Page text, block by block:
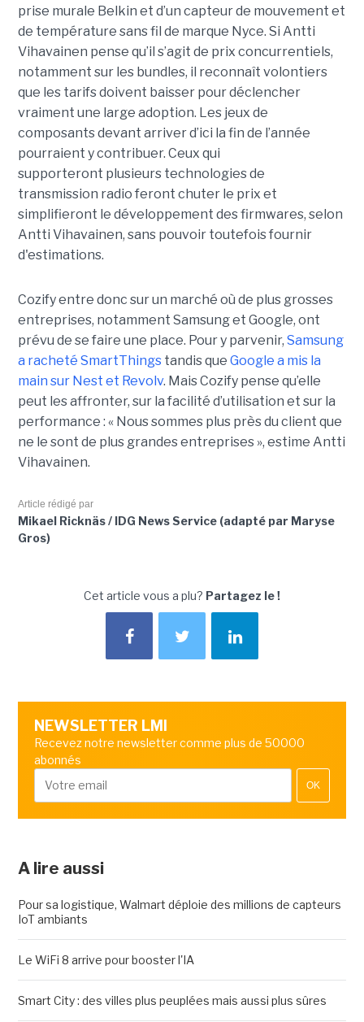
prise murale Belkin et d’un capteur de mouvement et
de température sans fil de marque Nyce. Si Antti
Vihavainen pense qu’il s’agit de prix concurrentiels,
notamment sur les bundles, il reconnaît volontiers
que les tarifs doivent baisser pour déclencher
vraiment une large adoption. Les jeux de
composants devant arriver d’ici la fin de l’année
pourraient y contribuer. Ceux qui
supporteront plusieurs technologies de
transmission radio feront chuter le prix et
simplifieront le développement des firmwares, selon
Antti Vihavainen, sans pouvoir toutefois fournir
d'estimations.
Cozify entre donc sur un marché où de plus grosses
entreprises, notamment Samsung et Google, ont
prévu de se faire une place. Pour y parvenir, Samsung
a racheté SmartThingstandis que Google a mis la
main sur Nest et Revolv. Mais Cozify pense qu’elle
peut les affronter, sur la facilité d’utilisation et sur la
performance : « Nous sommes plus près du client que
ne le sont de plus grandes entreprises », estime Antti
Vihavainen.
Article rédigé par
Mikael Ricknäs / IDG News Service (adapté par Maryse
Gros)
Cet article vous a plu? Partagez le !
NEWSLETTER LMI
Recevez notre newsletter comme plus de 50000
abonnés
OK
A lire aussi
Pour sa logistique, Walmart déploie des millions de capteurs
IoT ambiants
Le WiFi 8 arrive pour booster l'IA
Smart City : des villes plus peuplées mais aussi plus sûres